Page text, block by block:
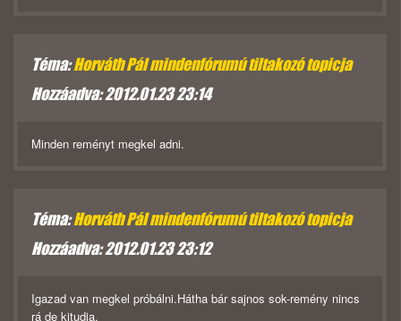
Téma:Horváth Pál mindenfórumú tiltakozó topicja
Hozzáadva: 2012.01.23 23:14
Minden reményt megkel adni.
Téma:Horváth Pál mindenfórumú tiltakozó topicja
Hozzáadva: 2012.01.23 23:12
Igazad van megkel próbálni.Hátha bár sajnos sok-remény nincs
rá de kitudja.